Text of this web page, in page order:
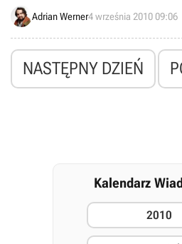
doskonałą okazję do wypuszczenia
gry Firefall i potężnym błędem byłoby
Adrian Werner4 września 2010 09:06
NASTĘPNY DZIEŃ
Kalendarz
2010